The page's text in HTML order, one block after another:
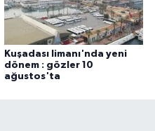
Kuşadası limanı'nda yeni
dönem : gözler 10
ağustos'ta